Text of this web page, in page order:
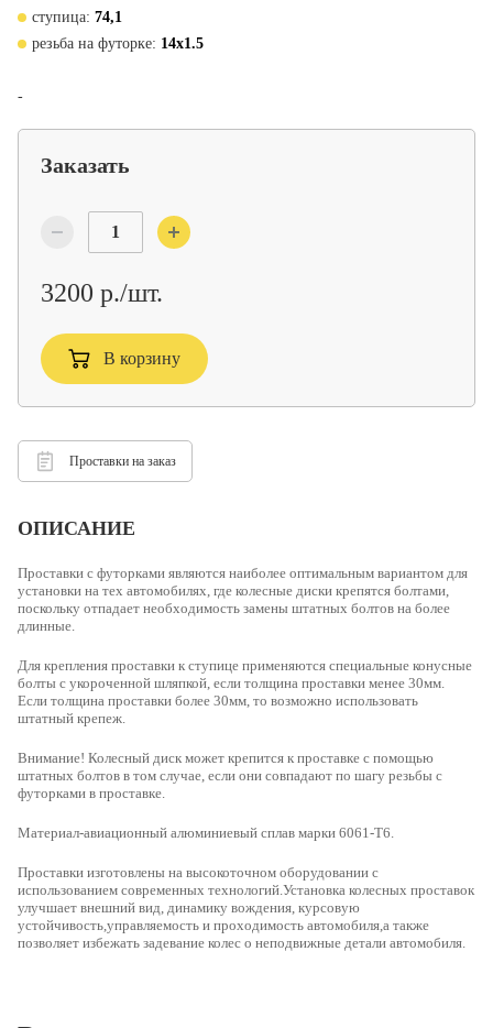
ступица: 74,1
резьба на футорке: 14x1.5
-
Заказать
3200 р./шт.
В корзину
Проставки на заказ
ОПИСАНИЕ
Проставки с футорками являются наиболее оптимальным вариантом для
установки на тех автомобилях, где колесные диски крепятся болтами,
поскольку отпадает необходимость замены штатных болтов на более
длинные.
Для крепления проставки к ступице применяются специальные конусные
болты с укороченной шляпкой, если толщина проставки менее 30мм.
Если толщина проставки более 30мм, то возможно использовать
штатный крепеж.
Внимание! Колесный диск может крепится к проставке с помощью
штатных болтов в том случае, если они совпадают по шагу резьбы с
футорками в проставке.
Материал-авиационный алюминиевый сплав марки 6061-Т6.
Проставки изготовлены на высокоточном оборудовании с
использованием современных технологий.Установка колесных проставок
улучшает внешний вид, динамику вождения, курсовую
устойчивость,управляемость и проходимость автомобиля,а также
позволяет избежать задевание колес о неподвижные детали автомобиля.